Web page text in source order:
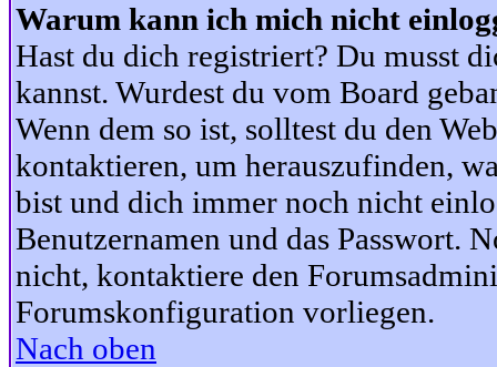
Warum kann ich mich nicht
Hast du dich registriert? Du musst
kannst. Wurdest du vom Board
Wenn dem so ist, solltest du den
kontaktieren, um herauszufinden,
bist und dich immer noch nicht
Benutzernamen und das Passwort.
nicht, kontaktiere den
Forumskonfiguration vorliegen.
Nach oben